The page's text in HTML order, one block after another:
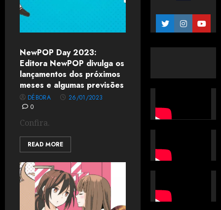
NewPOP Day 2023:
Editora NewPOP divulga os
lançamentos dos próximos
meses e algumas previsões
DÉBORA
26/01/2023
0
Confira.
READ MORE